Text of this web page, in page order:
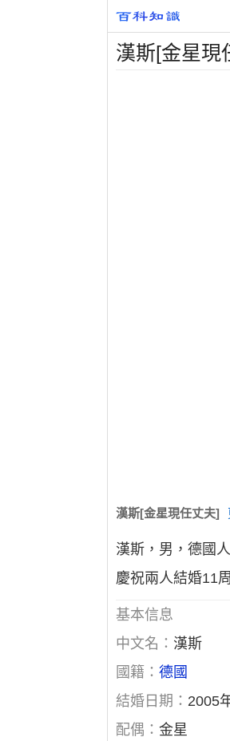
漢斯[金星現
漢斯[金星現任丈夫]
漢斯，男，德國
慶祝兩人結婚11
基本信息
中文名： 漢斯
國籍：德國
結婚日期： 2005
配偶：金星